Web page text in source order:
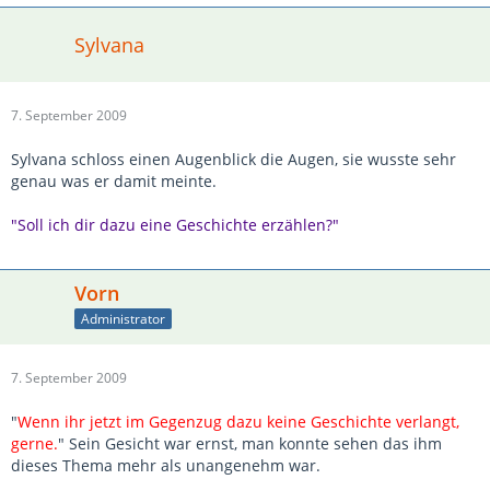
Sylvana
7. September 2009
Sylvana schloss einen Augenblick die Augen, sie wusste sehr
genau was er damit meinte.
"Soll ich dir dazu eine Geschichte erzählen?"
Vorn
Administrator
7. September 2009
"Wenn ihr jetzt im Gegenzug dazu keine Geschichte verlangt,
gerne." Sein Gesicht war ernst, man konnte sehen das ihm
dieses Thema mehr als unangenehm war.